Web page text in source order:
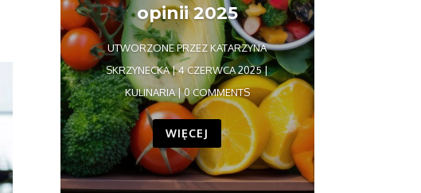
opinii 2025
UTWORZONE PRZEZKATARZYNA
SKRZYNECKA|4 CZERWCA 2025|
KULINARIA| 0 COMMENTS
WIĘCEJ